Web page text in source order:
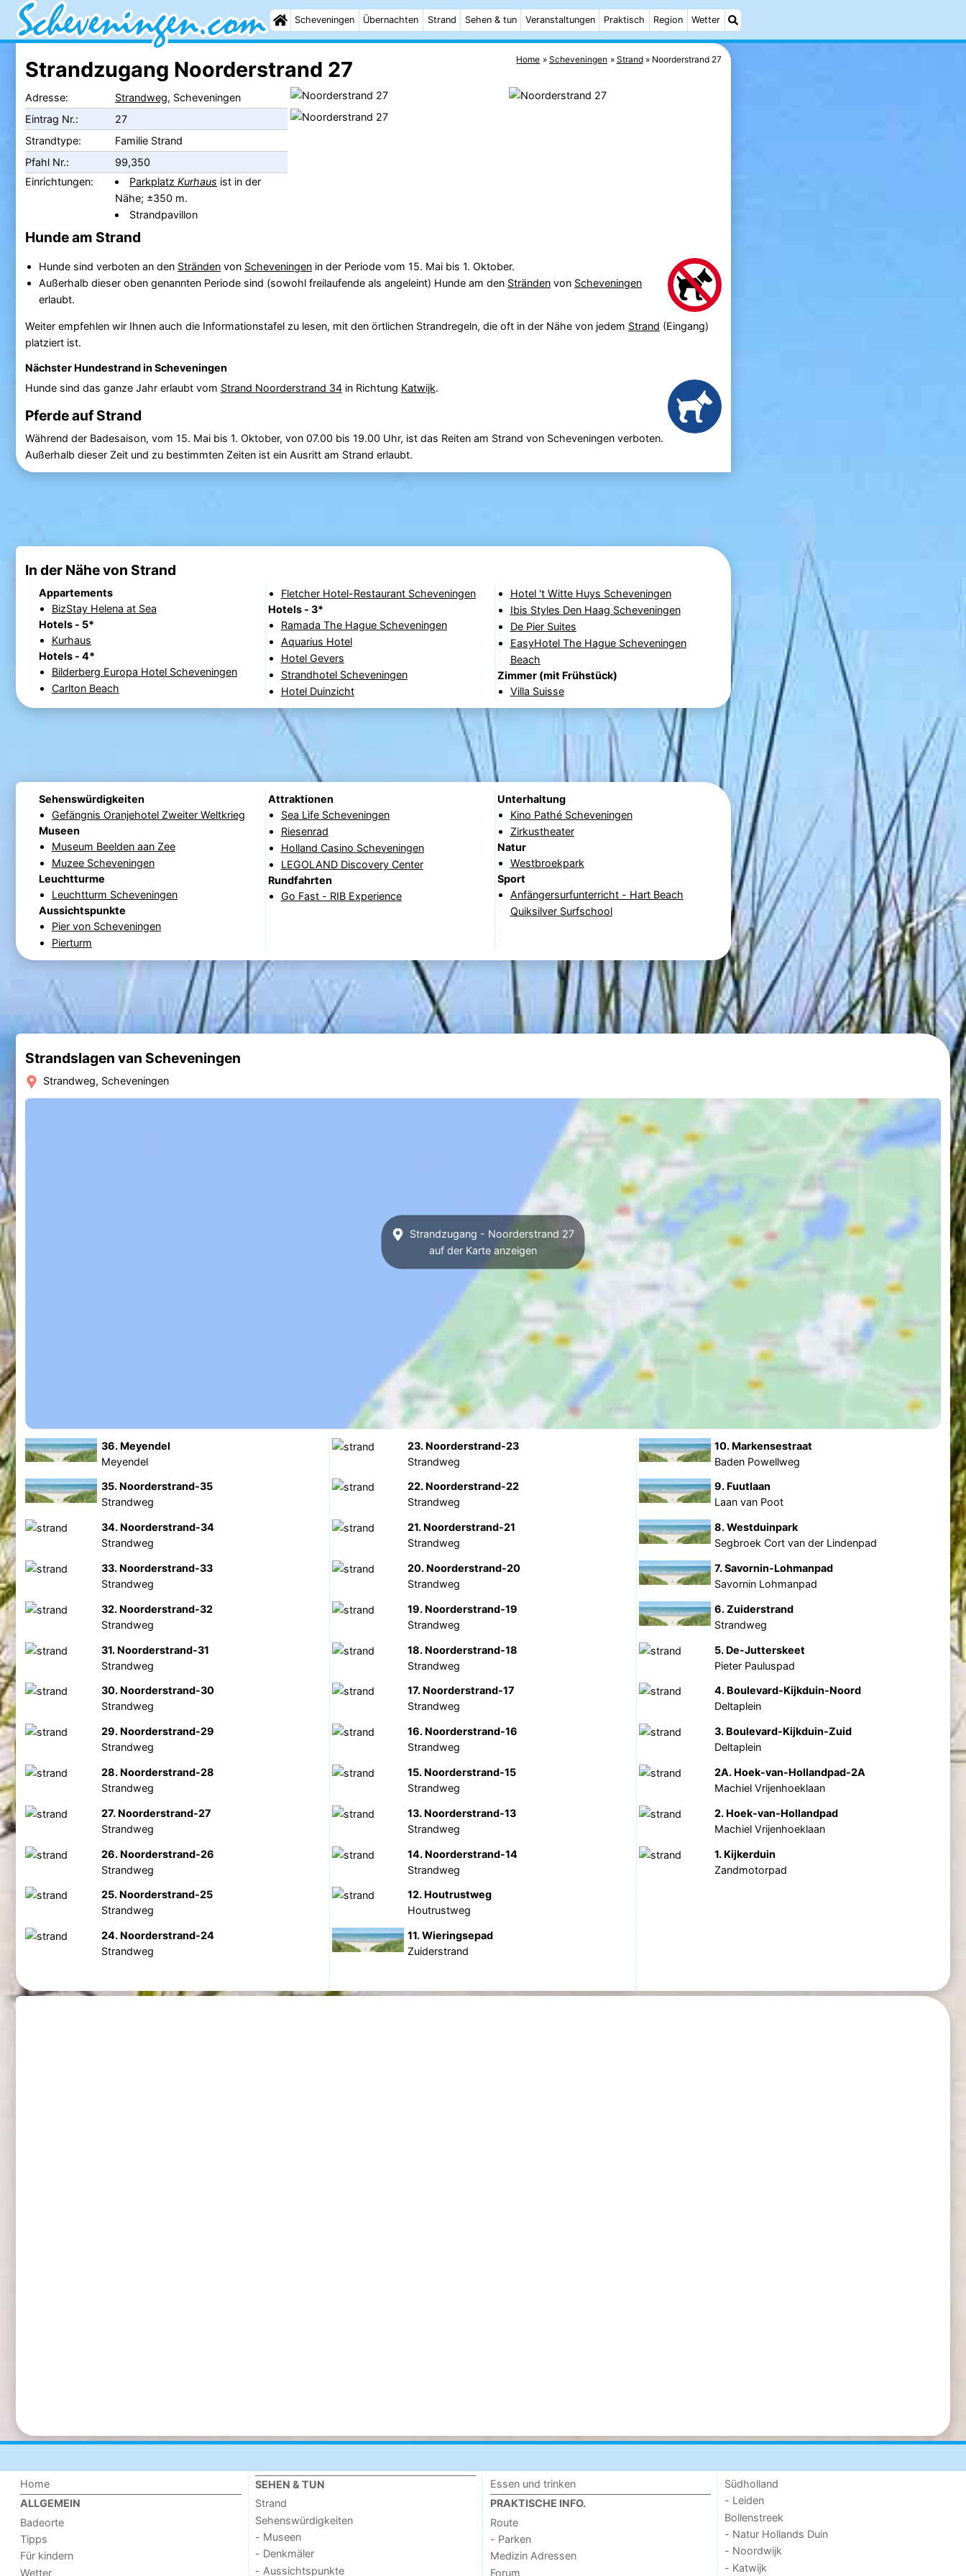
Scheveningen Übernachten Strand Sehen & tun Veranstaltungen Praktisch Region Wetter
Home Scheveningen Strand Noorderstrand 27
Strandzugang Noorderstrand 27
Adresse: Strandweg, Scheveningen
Eintrag Nr.:
27
Strandtype:
Familie Strand
Pfahl Nr.:
99,350
Einrichtungen:
ParkplatzKurhaus ist in der
Nähe; ±350 m.
Strandpavillon
Hunde am Strand
Hunde sind verboten an den Strändenvon Scheveningenin der Periode vom 15. Mai bis 1. Oktober.
Außerhalb dieser oben genannten Periode sind (sowohl freilaufende als angeleint) Hunde am den Strändenvon Scheveningen
erlaubt.
Weiter empfehlen wir Ihnen auch die Informationstafel zu lesen, mit den örtlichen Strandregeln, die oft in der Nähe von jedem Strand (Eingang)
platziert ist.
Nächster Hundestrand in Scheveningen
Hunde sind das ganze Jahr erlaubt vom Strand Noorderstrand 34in Richtung Katwijk.
Pferde auf Strand
Während der Badesaison, vom 15. Mai bis 1. Oktober, von 07.00 bis 19.00 Uhr, ist das Reiten am Strand von Scheveningen verboten.
Außerhalb dieser Zeit und zu bestimmten Zeiten ist ein Ausritt am Strand erlaubt.
In der Nähe von Strand
Appartements
BizStay Helena at Sea
Hotels - 5*
Kurhaus
Hotels - 4*
Bilderberg Europa Hotel Scheveningen
Carlton Beach
Fletcher Hotel-Restaurant Scheveningen
Hotels - 3*
Ramada The Hague Scheveningen
Aquarius Hotel
Hotel Gevers
Strandhotel Scheveningen
Hotel Duinzicht
Hotel 't Witte Huys Scheveningen
Ibis Styles Den Haag Scheveningen
De Pier Suites
EasyHotel The Hague Scheveningen
Beach
Zimmer (mit Frühstück)
Villa Suisse
Sehenswürdigkeiten
Gefängnis Oranjehotel Zweiter Weltkrieg
Museen
Museum Beelden aan Zee
Muzee Scheveningen
Leuchtturme
Leuchtturm Scheveningen
Aussichtspunkte
Pier von Scheveningen
Pierturm
Attraktionen
Sea Life Scheveningen
Riesenrad
Holland Casino Scheveningen
LEGOLAND Discovery Center
Rundfahrten
Go Fast - RIB Experience
Unterhaltung
Kino Pathé Scheveningen
Zirkustheater
Natur
Westbroekpark
Sport
Anfängersurfunterricht - Hart Beach
Quiksilver Surfschool
Strandslagen van Scheveningen
Strandweg, Scheveningen
Strandzugang - Noorderstrand 27
auf der Karte anzeigen
36. Meyendel
Meyendel
35. Noorderstrand-35
Strandweg
34. Noorderstrand-34
Strandweg
33. Noorderstrand-33
Strandweg
32. Noorderstrand-32
Strandweg
31. Noorderstrand-31
Strandweg
30. Noorderstrand-30
Strandweg
29. Noorderstrand-29
Strandweg
28. Noorderstrand-28
Strandweg
27. Noorderstrand-27
Strandweg
26. Noorderstrand-26
Strandweg
25. Noorderstrand-25
Strandweg
24. Noorderstrand-24
Strandweg
23. Noorderstrand-23
Strandweg
22. Noorderstrand-22
Strandweg
21. Noorderstrand-21
Strandweg
20. Noorderstrand-20
Strandweg
19. Noorderstrand-19
Strandweg
18. Noorderstrand-18
Strandweg
17. Noorderstrand-17
Strandweg
16. Noorderstrand-16
Strandweg
15. Noorderstrand-15
Strandweg
13. Noorderstrand-13
Strandweg
14. Noorderstrand-14
Strandweg
12. Houtrustweg
Houtrustweg
11. Wieringsepad
Zuiderstrand
10. Markensestraat
Baden Powellweg
9. Fuutlaan
Laan van Poot
8. Westduinpark
Segbroek Cort van der Lindenpad
7. Savornin-Lohmanpad
Savornin Lohmanpad
6. Zuiderstrand
Strandweg
5. De-Jutterskeet
Pieter Pauluspad
4. Boulevard-Kijkduin-Noord
Deltaplein
3. Boulevard-Kijkduin-Zuid
Deltaplein
2A. Hoek-van-Hollandpad-2A
Machiel Vrijenhoeklaan
2. Hoek-van-Hollandpad
Machiel Vrijenhoeklaan
1. Kijkerduin
Zandmotorpad
Home
ALLGEMEIN
Badeorte
Tipps
Für kindern
Wetter
SEHEN & TUN
Strand
Sehenswürdigkeiten
- Museen
- Denkmäler
- Aussichtspunkte
Essen und trinken
PRAKTISCHE INFO.
Route
- Parken
Medizin Adressen
Forum
Südholland
- Leiden
Bollenstreek
- Natur Hollands Duin
- Noordwijk
- Katwijk